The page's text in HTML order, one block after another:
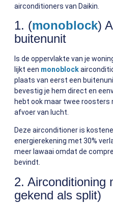
airconditioners van Daikin.
1. (monoblock)
buitenunit
Is de oppervlakte van je
lijkt een monoblock
plaats van eerst een
bevestig je hem direct en
hebt ook maar twee roosters
afvoer van lucht.
Deze airconditioner is
energierekening met 30%
meer lawaai omdat de
bevindt.
2. Airconditioning
gekend als split)